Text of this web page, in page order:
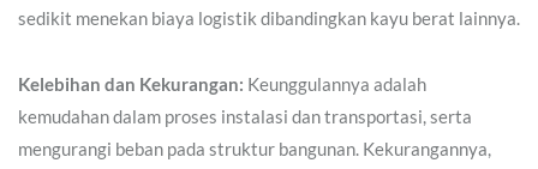
sedikit menekan biaya logistik dibandingkan kayu berat lainnya.
Kelebihan dan Kekurangan: Keunggulannya adalah
kemudahan dalam proses instalasi dan transportasi, serta
mengurangi beban pada struktur bangunan. Kekurangannya,